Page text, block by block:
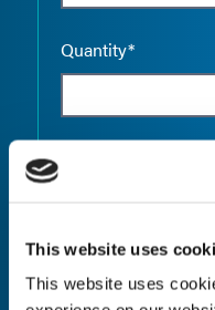
This website uses
This website uses
Quantity*
Quantity*